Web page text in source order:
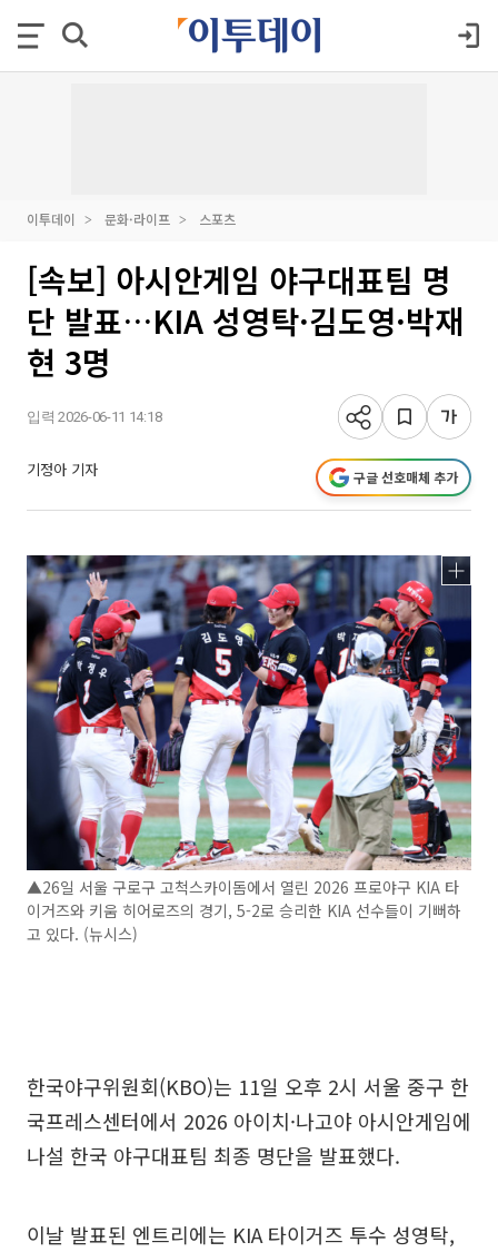
이투데이 문화·라이프 스포츠
[속보] 아시안게임 야구대표팀 명
단 발표…KIA 성영탁·김도영·박재
현 3명
입력 2026-06-11 14:18
기정아 기자 구글 선호매체 추가
▲26일 서울 구로구 고척스카이돔에서 열린 2026 프로야구 KIA 타
이거즈와 키움 히어로즈의 경기, 5-2로 승리한 KIA 선수들이 기뻐하
고 있다. (뉴시스)
한국야구위원회(KBO)는 11일 오후 2시 서울 중구 한
국프레스센터에서 2026 아이치·나고야 아시안게임에
나설 한국 야구대표팀 최종 명단을 발표했다.
이날 발표된 엔트리에는 KIA 타이거즈 투수 성영탁,